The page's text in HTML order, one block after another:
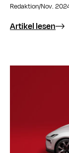
Redaktion/Nov.
Artikel lesen